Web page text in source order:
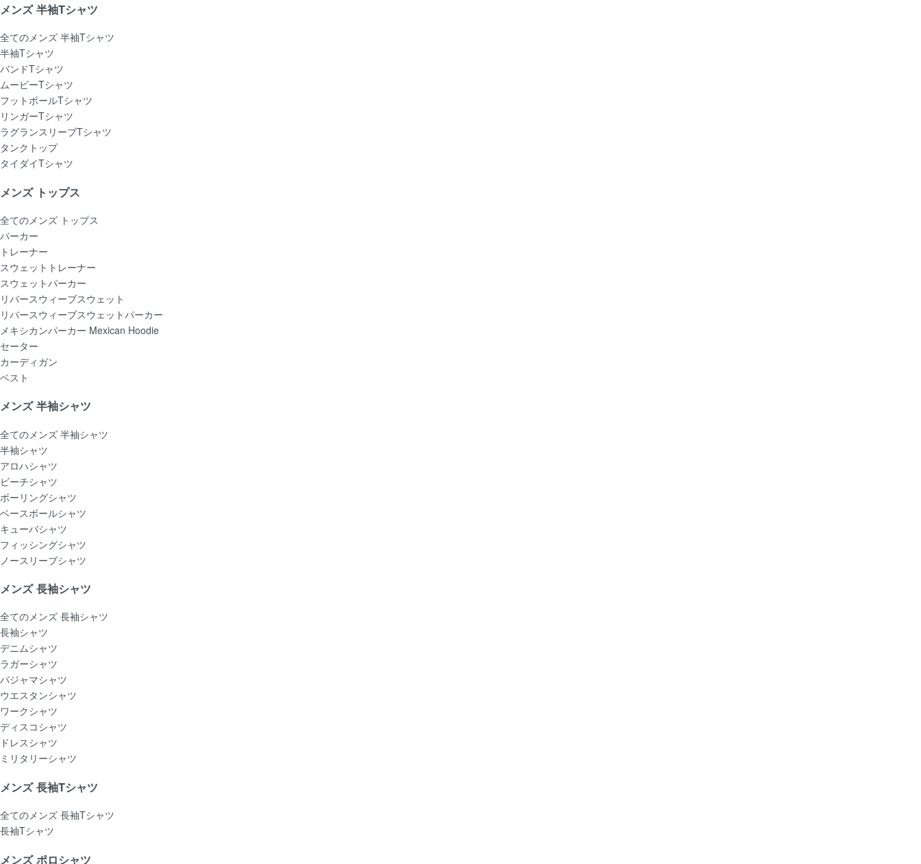
メンズ 半袖Tシャツ
全てのメンズ 半袖Tシャツ
半袖Tシャツ
バンドTシャツ
ムービーTシャツ
フットボールTシャツ
リンガーTシャツ
ラグランスリーブTシャツ
タンクトップ
タイダイTシャツ
メンズ トップス
全てのメンズ トップス
パーカー
トレーナー
スウェットトレーナー
スウェットパーカー
リバースウィーブスウェット
リバースウィーブスウェットパーカー
メキシカンパーカー Mexican Hoodie
セーター
カーディガン
ベスト
メンズ 半袖シャツ
全てのメンズ 半袖シャツ
半袖シャツ
アロハシャツ
ビーチシャツ
ボーリングシャツ
ベースボールシャツ
キューバシャツ
フィッシングシャツ
ノースリーブシャツ
メンズ 長袖シャツ
全てのメンズ 長袖シャツ
長袖シャツ
デニムシャツ
ラガーシャツ
パジャマシャツ
ウエスタンシャツ
ワークシャツ
ディスコシャツ
ドレスシャツ
ミリタリーシャツ
メンズ 長袖Tシャツ
全てのメンズ 長袖Tシャツ
長袖Tシャツ
メンズ ポロシャツ